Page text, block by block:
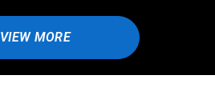
VIEW MORE